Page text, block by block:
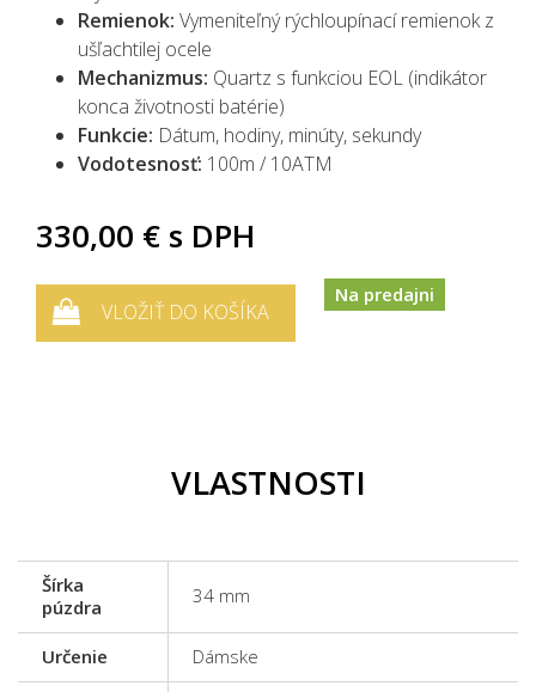
Remienok: Vymeniteľný rýchloupínací remienok z
ušľachtilej ocele
Mechanizmus: Quartz s funkciou EOL (indikátor
konca životnosti batérie)
Funkcie: Dátum, hodiny, minúty, sekundy
Vodotesnosť: 100m / 10ATM
330,00 € s DPH
VLOŽIŤ DO KOŠÍKA
Na predajni
VLASTNOSTI
Šírka
púzdra
34 mm
Určenie Dámske